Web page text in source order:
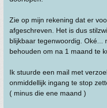
Zie op mijn rekening dat er
afgeschreven. Het is dus
blijkbaar tegenwoordig. Oké...
behouden om na 1 maand te
Ik stuurde een mail met
onmiddellijk ingang te stop
( minus die ene maand )